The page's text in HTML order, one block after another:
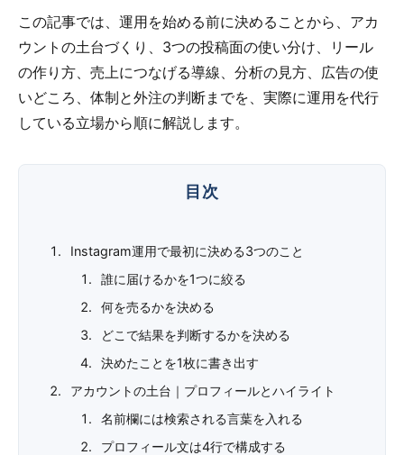
この記事では、運用を始める前に決めることから、アカ
ウントの土台づくり、3つの投稿面の使い分け、リール
の作り方、売上につなげる導線、分析の見方、広告の使
いどころ、体制と外注の判断までを、実際に運用を代行
している立場から順に解説します。
Instagram運用で最初に決める3つのこと
誰に届けるかを1つに絞る
何を売るかを決める
どこで結果を判断するかを決める
決めたことを1枚に書き出す
アカウントの土台｜プロフィールとハイライト
名前欄には検索される言葉を入れる
プロフィール文は4行で構成する